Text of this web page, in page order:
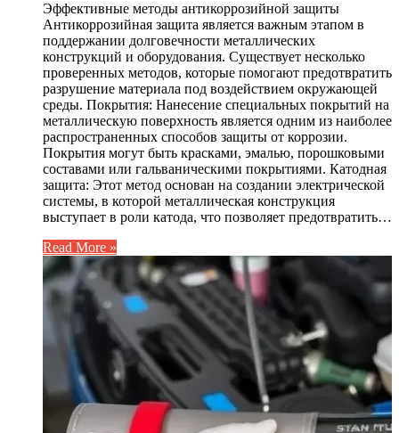
Эффективные методы антикоррозийной защиты
Антикоррозийная защита является важным этапом в
поддержании долговечности металлических
конструкций и оборудования. Существует несколько
проверенных методов, которые помогают предотвратить
разрушение материала под воздействием окружающей
среды. Покрытия: Нанесение специальных покрытий на
металлическую поверхность является одним из наиболее
распространенных способов защиты от коррозии.
Покрытия могут быть красками, эмалью, порошковыми
составами или гальваническими покрытиями. Катодная
защита: Этот метод основан на создании электрической
системы, в которой металлическая конструкция
выступает в роли катода, что позволяет предотвратить…
Read More »